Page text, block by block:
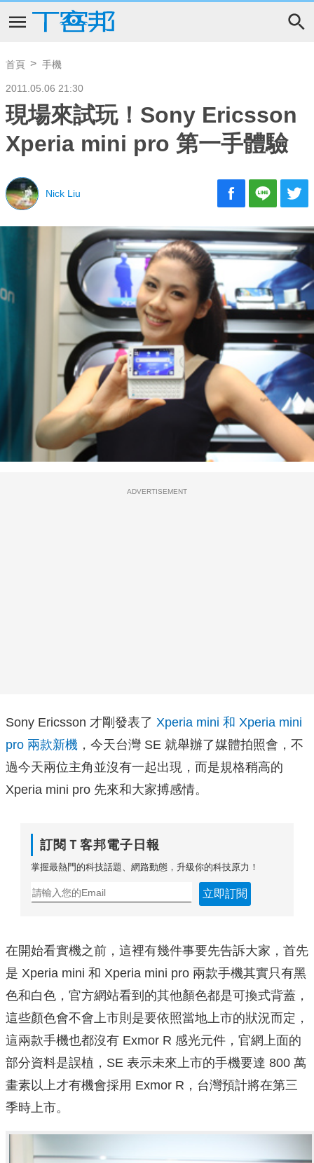
首頁 手機
2011.05.06 21:30
現場來試玩！Sony Ericsson
Xperia mini pro 第一手體驗
Nick Liu
ADVERTISEMENT
Sony Ericsson 才剛發表了 Xperia mini 和 Xperia mini
pro 兩款新機 ，今天台灣 SE 就舉辦了媒體拍照會，不
過今天兩位主角並沒有一起出現，而是規格稍高的
Xperia mini pro 先來和大家搏感情。
訂閱Ｔ客邦電子日報
掌握最熱門的科技話題、網路動態，升級你的科技原力！
立即訂閱
在開始看實機之前，這裡有幾件事要先告訴大家，首先
是 Xperia mini 和 Xperia mini pro 兩款手機其實只有黑
色和白色，官方網站看到的其他顏色都是可換式背蓋，
這些顏色會不會上市則是要依照當地上市的狀況而定，
這兩款手機也都沒有 Exmor R 感光元件，官網上面的
部分資料是誤植，SE 表示未來上市的手機要達 800 萬
畫素以上才有機會採用 Exmor R，台灣預計將在第三
季時上市。